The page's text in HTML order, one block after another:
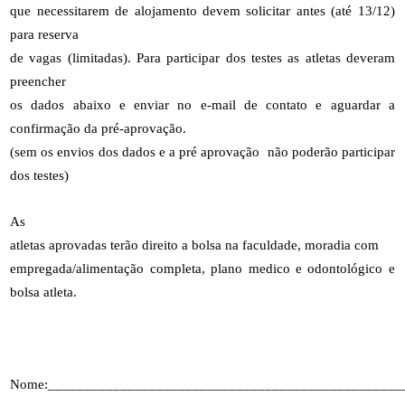
que necessitarem de alojamento devem solicitar antes (até 13/12)
para reserva
de vagas (limitadas). Para participar dos testes as atletas deveram
preencher
os dados abaixo e enviar no e-mail de contato e aguardar a
confirmação da pré-aprovação.
(sem os envios dos dados e a pré aprovação
não poderão participar
dos testes)
As
atletas aprovadas terão direito a bolsa na faculdade, moradia com
empregada/alimentação completa, plano medico e odontológico e
bolsa atleta.